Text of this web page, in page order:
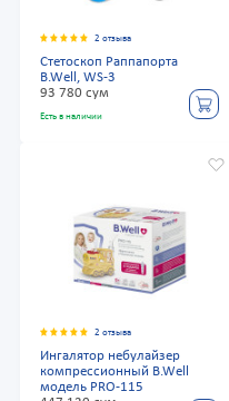
2 отзыва
Стетоскоп Раппапорта
B.Well, WS-3
93 780 сум
Есть в наличии
2 отзыва
Ингалятор небулайзер
компрессионный B.Well
модель PRO-115